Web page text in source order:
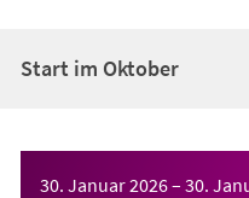
Start im Oktober
30. Januar 2026– 30.